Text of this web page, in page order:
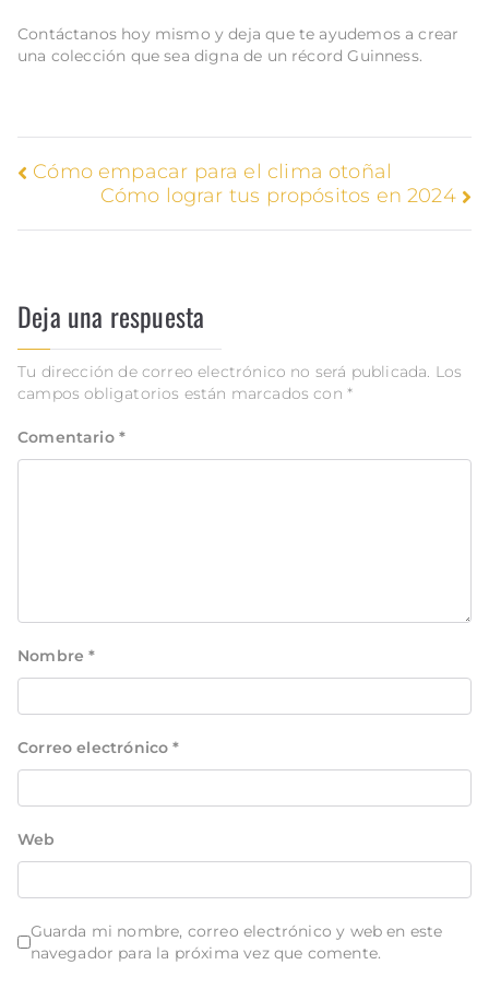
Contáctanos hoy mismo y deja que te ayudemos a crear
una colección que sea digna de un récord Guinness.
Cómo empacar para el clima otoñal
Cómo lograr tus propósitos en 2024
Deja una respuesta
Tu dirección de correo electrónico no será publicada. Los
campos obligatorios están marcados con*
Comentario *
Nombre*
Correo electrónico*
Web
Guarda mi nombre, correo electrónico y web en este
navegador para la próxima vez que comente.